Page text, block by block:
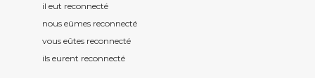
il eut reconnecté
nous eûmes reconnecté
vous eûtes reconnecté
ils eurent reconnecté